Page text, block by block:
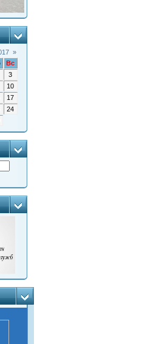
»
Вс
3
10
17
24